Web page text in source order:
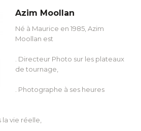
Azim Moollan
Né à Maurice en 1985, Azim
Moollan est
. Directeur Photo sur les plateaux
de tournage,
. Photographe à ses heures
vie réelle,